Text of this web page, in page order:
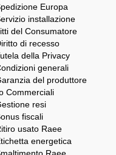
Europa
installazione
del Consumatore
di recesso
della Privacy
generali
del produttore
Commerciali
resi
fiscali
usato Raee
energetica